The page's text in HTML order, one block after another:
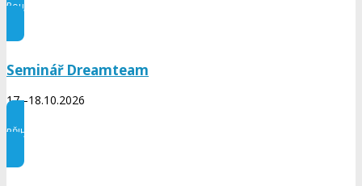
Pouze na pozvání / link
Seminář Dreamteam
17.–18.10.2026
PŘIHASTE SE NYNÍ